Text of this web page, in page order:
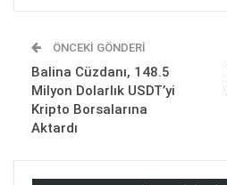
ÖNCEKI GÖNDERI
Balina Cüzdanı, 148.5
Milyon Dolarlık USDT’yi
Kripto Borsalarına
Aktardı